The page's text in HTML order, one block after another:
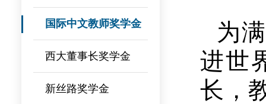
国际中文教师奖学金
西大董事长奖学金
新丝路奖学金
为
进世
长，